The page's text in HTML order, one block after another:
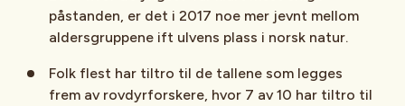
påstanden, er det i 2017 noe mer jevnt mellom
aldersgruppene ift ulvens plass i norsk natur.
Folk flest har tiltro til de tallene som legges
frem av rovdyrforskere, hvor 7 av 10 har tiltro til